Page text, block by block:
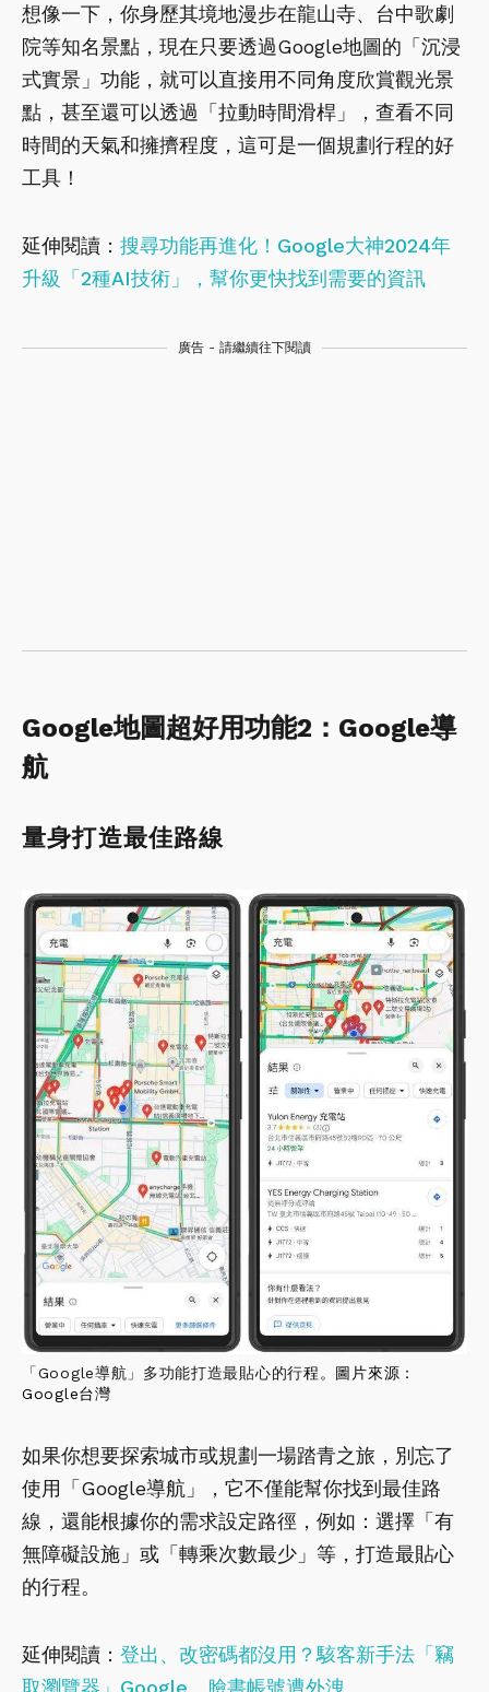
想像一下，你身歷其境地漫步在龍山寺、台中歌劇
院等知名景點，現在只要透過Google地圖的「沉浸
式實景」功能，就可以直接用不同角度欣賞觀光景
點，甚至還可以透過「拉動時間滑桿」，查看不同
時間的天氣和擁擠程度，這可是一個規劃行程的好
工具！
延伸閱讀： 搜尋功能再進化！Google大神2024年
升級「2種AI技術」，幫你更快找到需要的資訊
廣告 - 請繼續往下閱讀
Google地圖超好用功能2：Google導
航
量身打造最佳路線
「Google導航」多功能打造最貼心的行程。圖片來源：
Google台灣
如果你想要探索城市或規劃一場踏青之旅，別忘了
使用「Google導航」，它不僅能幫你找到最佳路
線，還能根據你的需求設定路徑，例如：選擇「有
無障礙設施」或「轉乘次數最少」等，打造最貼心
的行程。
延伸閱讀： 登出、改密碼都沒用？駭客新手法「竊